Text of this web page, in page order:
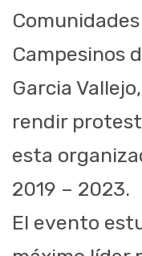
Campesinos
Garcia
rendir
esta
2019 – 2023.
El evento